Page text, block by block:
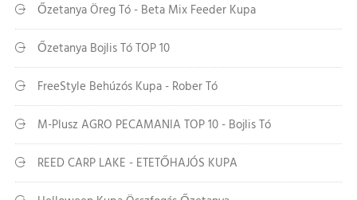
Őzetanya Öreg Tó - Beta Mix Feeder Kupa
Őzetanya Bojlis Tó TOP 10
FreeStyle Behúzós Kupa - Rober Tó
M-Plusz AGRO PECAMANIA TOP 10 - Bojlis Tó
REED CARP LAKE - ETETŐHAJÓS KUPA